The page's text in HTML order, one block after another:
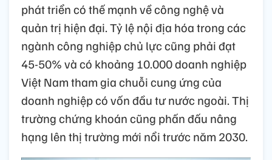
phát triển có thế mạnh về công nghệ và
quản trị hiện đại. Tỷ lệ nội địa hóa trong các
ngành công nghiệp chủ lực cũng phải đạt
45-50% và có khoảng 10.000 doanh nghiệp
Việt Nam tham gia chuỗi cung ứng của
doanh nghiệp có vốn đầu tư nước ngoài. Thị
trường chứng khoán cũng phấn đấu nâng
hạng lên thị trường mới nổi trước năm 2030.